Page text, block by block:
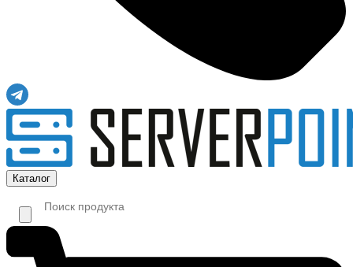
Каталог